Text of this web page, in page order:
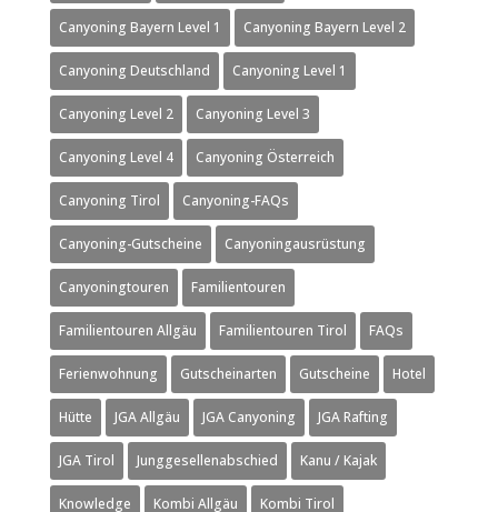
Canyoning Bayern Level 1 Canyoning Bayern Level 2
Canyoning Deutschland Canyoning Level 1
Canyoning Level 2 Canyoning Level 3
Canyoning Level 4 Canyoning Österreich
Canyoning Tirol Canyoning-FAQs
Canyoning-Gutscheine Canyoningausrüstung
Canyoningtouren Familientouren
Familientouren Allgäu Familientouren Tirol FAQs
Ferienwohnung Gutscheinarten Gutscheine Hotel
Hütte JGA Allgäu JGA Canyoning JGA Rafting
JGA Tirol Junggesellenabschied Kanu / Kajak
Knowledge Kombi Allgäu Kombi Tirol